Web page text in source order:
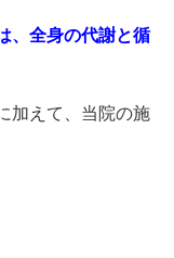
、全身の代謝と循
加えて、当院の施